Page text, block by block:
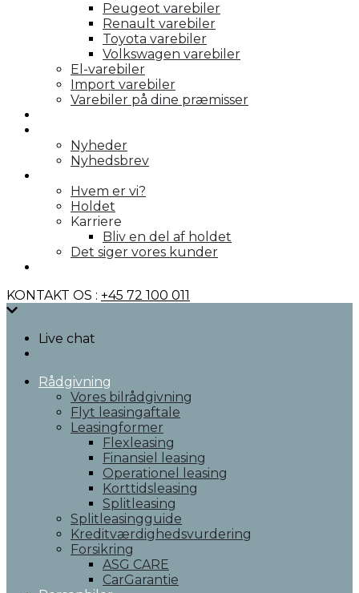
Peugeot varebiler
Renault varebiler
Toyota varebiler
Volkswagen varebiler
El-varebiler
Import varebiler
Varebiler på dine præmisser
Nyheder
Nyhedsbrev
Hvem er vi?
Holdet
Karriere
Bliv en del af holdet
Det siger vores kunder
KONTAKT OS : +45 72 100 011
Live chat
Rådgivning
Vores bilrådgivning
Flyt leasingaftale
Leasingformer
Flexleasing
Finansiel leasing
Operationel leasing
Korttidsleasing
Splitleasing
Splitleasingguide
Kreditværdighedsvurdering
Forsikring
ASG CARE
CarGarantie